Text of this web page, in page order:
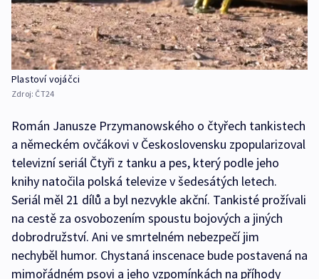
Plastoví vojáčci
Zdroj: ČT24
Román Janusze Przymanowského o čtyřech tankistech
a německém ovčákovi v Československu zpopularizoval
televizní seriál Čtyři z tanku a pes, který podle jeho
knihy natočila polská televize v šedesátých letech.
Seriál měl 21 dílů a byl nezvykle akční. Tankisté prožívali
na cestě za osvobozením spoustu bojových a jiných
dobrodružství. Ani ve smrtelném nebezpečí jim
nechyběl humor. Chystaná inscenace bude postavená na
mimořádném psovi a jeho vzpomínkách na příhody